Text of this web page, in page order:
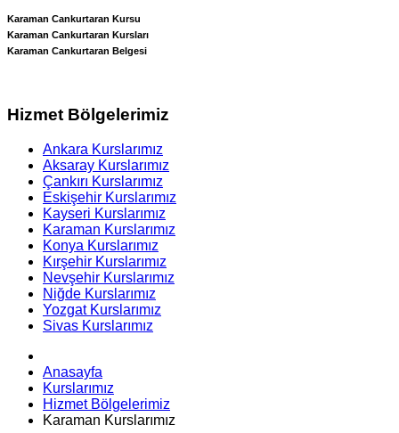
Karaman Cankurtaran Kursu
Karaman Cankurtaran Kursları
Karaman Cankurtaran Belgesi
Hizmet Bölgelerimiz
Ankara Kurslarımız
Aksaray Kurslarımız
Çankırı Kurslarımız
Eskişehir Kurslarımız
Kayseri Kurslarımız
Karaman Kurslarımız
Konya Kurslarımız
Kırşehir Kurslarımız
Nevşehir Kurslarımız
Niğde Kurslarımız
Yozgat Kurslarımız
Sivas Kurslarımız
Anasayfa
Kurslarımız
Hizmet Bölgelerimiz
Karaman Kurslarımız